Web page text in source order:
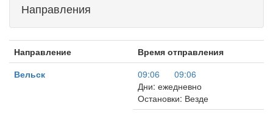
Направления
Направление
Время отправления
Вельск
09:06
09:06
Дни: ежедневно
Остановки: Везде